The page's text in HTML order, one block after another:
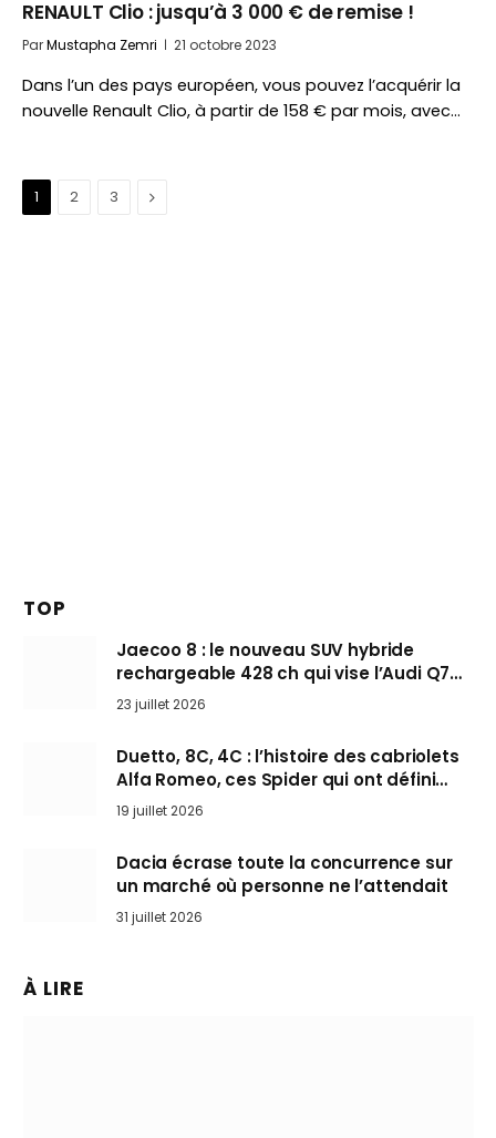
RENAULT Clio : jusqu’à 3 000 € de remise !
ParMustapha Zemri 21 octobre 2023
Dans l’un des pays européen, vous pouvez l’acquérir la
nouvelle Renault Clio, à partir de 158 € par mois, avec…
1 2 3 Suivant
TOP
Jaecoo 8 : le nouveau SUV hybride
rechargeable 428 ch qui vise l’Audi Q7
arrive en Europe cet automne
23 juillet 2026
Duetto, 8C, 4C : l’histoire des cabriolets
Alfa Romeo, ces Spider qui ont défini
l’art de rouler cheveux au vent
19 juillet 2026
Dacia écrase toute la concurrence sur
un marché où personne ne l’attendait
31 juillet 2026
À LIRE